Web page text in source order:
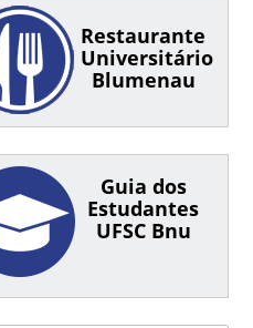
Restaurante
Universitário
Blumenau
Guia dos
Estudantes
UFSC Bnu